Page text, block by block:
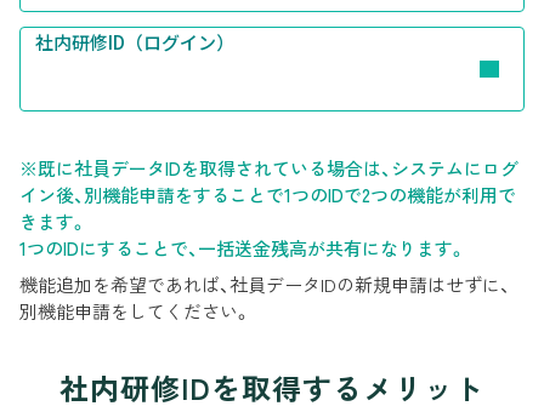
社内研修ID（ログイン）
※既に社員データIDを取得されている場合は、システムにログ
イン後、別機能申請をすることで1つのIDで2つの機能が利用で
きます。
1つのIDにすることで、一括送金残高が共有になります。
機能追加を希望であれば、社員データIDの新規申請はせずに、
別機能申請をしてください。
社内研修IDを取得するメリット